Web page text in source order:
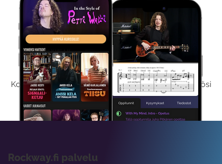
Kokeile Ilmaiseksi
Kokeilemalla ilmaiseksi saat koko sisältömme käyttöösi
viikon ajaksi.
Rockway.fi palvelu